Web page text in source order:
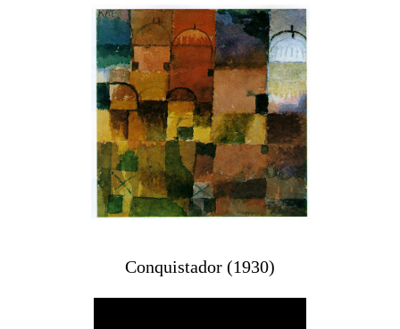
Conquistador (1930)